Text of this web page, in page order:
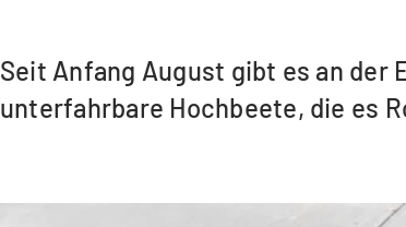
Seit Anfang August gibt es an
unterfahrbare Hochbeete, die es